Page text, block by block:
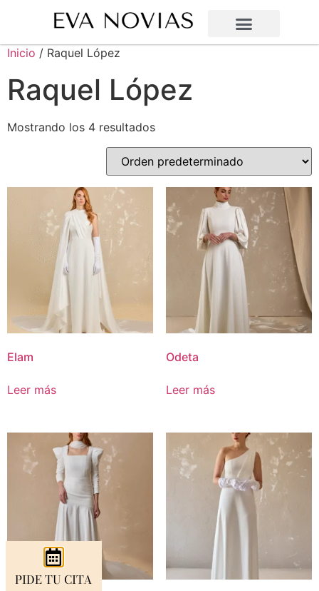
Inicio / Raquel López
Raquel López
Mostrando los 4 resultados
Elam
Leer más
Odeta
Leer más
PIDE TU CITA